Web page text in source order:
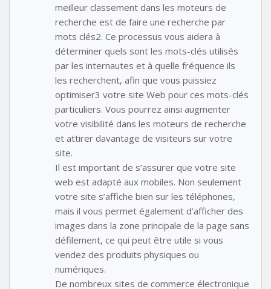
meilleur classement dans les moteurs de
recherche est de faire une recherche par
mots clés2. Ce processus vous aidera à
déterminer quels sont les mots-clés utilisés
par les internautes et à quelle fréquence ils
les recherchent, afin que vous puissiez
optimiser3 votre site Web pour ces mots-clés
particuliers. Vous pourrez ainsi augmenter
votre visibilité dans les moteurs de recherche
et attirer davantage de visiteurs sur votre
site.
Il est important de s’assurer que votre site
web est adapté aux mobiles. Non seulement
votre site s’affiche bien sur les téléphones,
mais il vous permet également d’afficher des
images dans la zone principale de la page sans
défilement, ce qui peut être utile si vous
vendez des produits physiques ou
numériques.
De nombreux sites de commerce électronique